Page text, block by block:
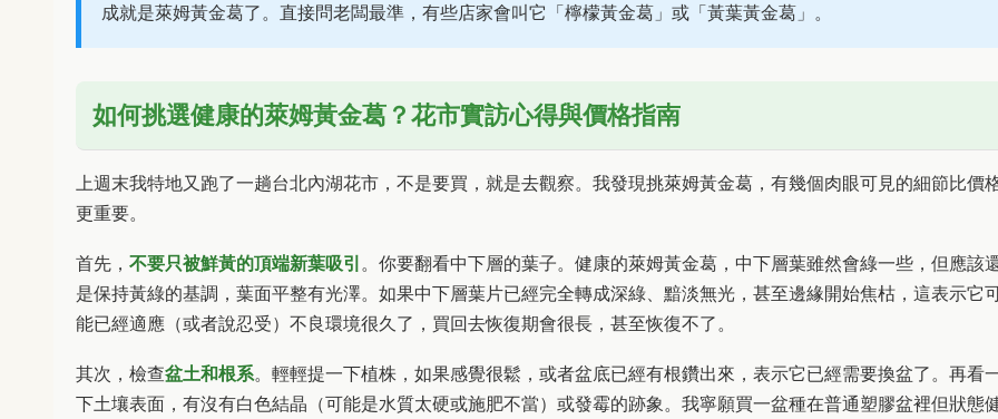
成就是萊姆黃金葛了。直接問老闆最準，有些店家會叫它「檸檬黃金葛」或「黃葉黃金葛」。
如何挑選健康的萊姆黃金葛？花市實訪心得與價格指南
上週末我特地又跑了一趟台北內湖花市，不是要買，就是去觀察。我發現挑萊姆黃金葛，有幾個肉眼可見的細節比價
更重要。
首先， 不要只被鮮黃的頂端新葉吸引 。你要翻看中下層的葉子。健康的萊姆黃金葛，中下層葉雖然會綠一些，但應該
是保持黃綠的基調，葉面平整有光澤。如果中下層葉片已經完全轉成深綠、黯淡無光，甚至邊緣開始焦枯，這表示它
能已經適應（或者說忍受）不良環境很久了，買回去恢復期會很長，甚至恢復不了。
其次，檢查盆土和根系。輕輕提一下植株，如果感覺很鬆，或者盆底已經有根鑽出來，表示它已經需要換盆了。再看
下土壤表面，有沒有白色結晶（可能是水質太硬或施肥不當）或發霉的跡象。我寧願買一盆種在普通塑膠盆裡但狀態